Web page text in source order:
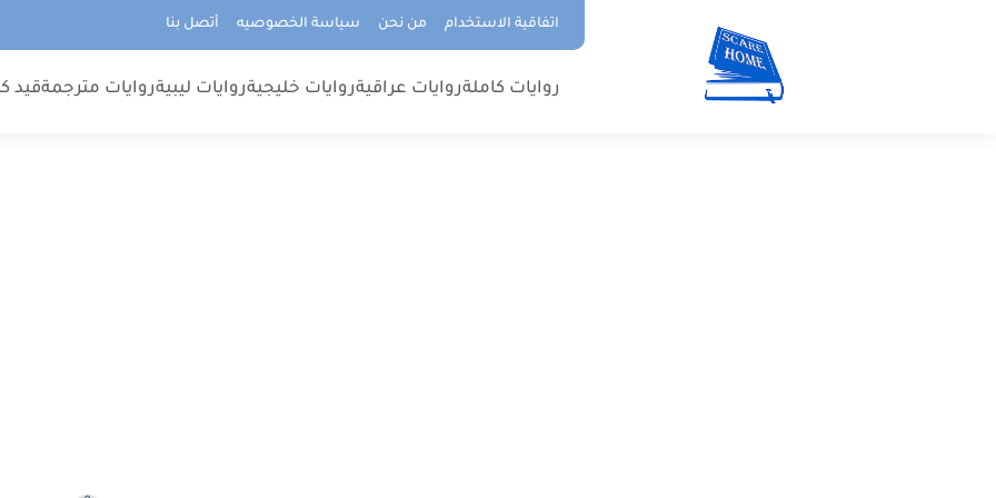
اتفاقية الاستخدام من نحن سياسة الخصوصيه أتصل بنا
روايات كاملةروايات عراقيةروايات خليجيةروايات ليبيةروايات مترجمةقيد